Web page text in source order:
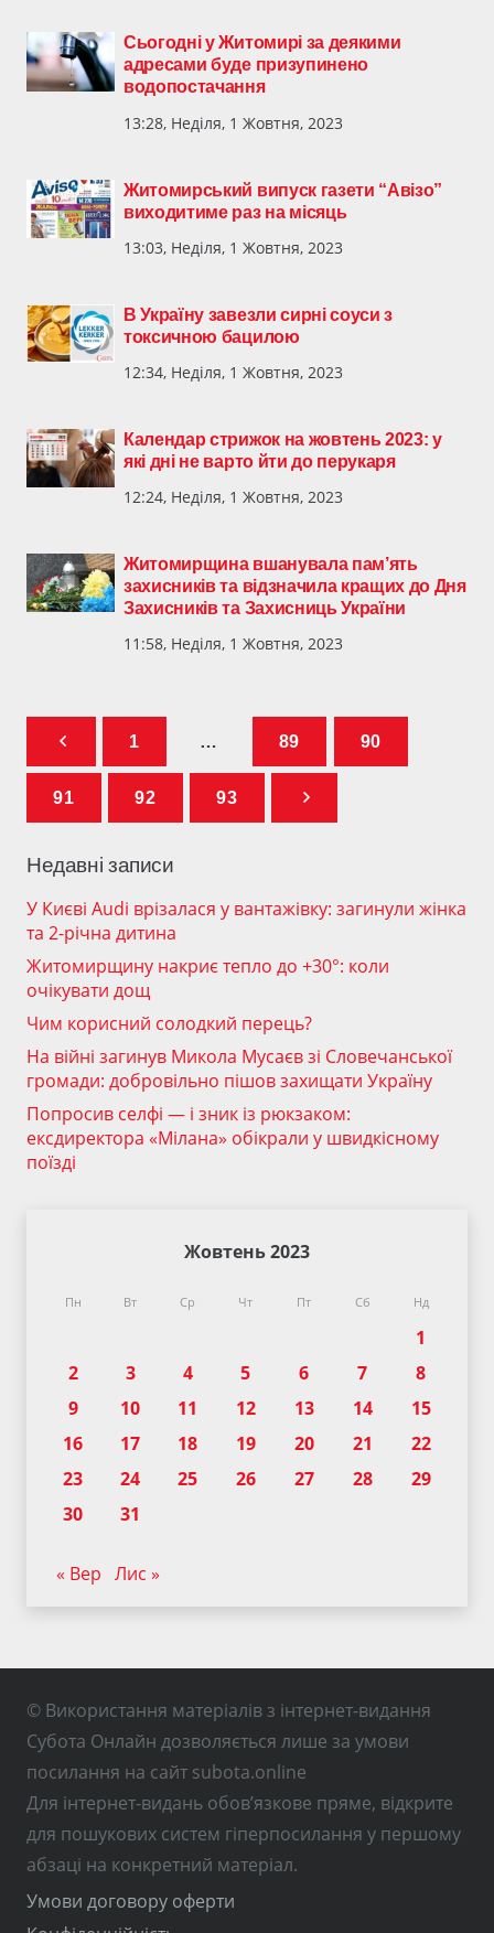
Сьогодні у Житомирі за деякими
адресами буде призупинено
водопостачання
13:28, Неділя, 1 Жовтня, 2023
Житомирський випуск газети “Авізо”
виходитиме раз на місяць
13:03, Неділя, 1 Жовтня, 2023
В Україну завезли сирні соуси з
токсичною бацилою
12:34, Неділя, 1 Жовтня, 2023
Календар стрижок на жовтень 2023: у
які дні не варто йти до перукаря
12:24, Неділя, 1 Жовтня, 2023
Житомирщина вшанувала пам’ять
захисників та відзначила кращих до Дня
Захисників та Захисниць України
11:58, Неділя, 1 Жовтня, 2023
1 … 89 90
91 92 93
Недавні записи
У Києві Audi врізалася у вантажівку: загинули жінка
та 2-річна дитина
Житомирщину накриє тепло до +30°: коли
очікувати дощ
Чим корисний солодкий перець?
На війні загинув Микола Мусаєв зі Словечанської
громади: добровільно пішов захищати Україну
Попросив селфі — і зник із рюкзаком:
ексдиректора «Мілана» обікрали у швидкісному
поїзді
Жовтень 2023
Пн Вт Ср Чт Пт Сб Нд
1
2
3 4 5 6 7
8
9
10 11 12 13 14
15
16
17 18 19 20 21
22
23
24 25 26 27 28
29
30
31
« Вер Лис »
© Використання матеріалів з інтернет-видання
Субота Онлайн дозволяється лише за умови
посилання на сайт subota.online
Для інтернет-видань обов’язкове пряме, відкрите
для пошукових систем гіперпосилання у першому
абзаці на конкретний матеріал.
Умови договору оферти